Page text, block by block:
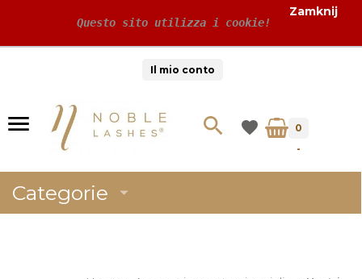
Questo sito utilizza i cookie!
Zamknij
Il mio conto
0
-
Categorie